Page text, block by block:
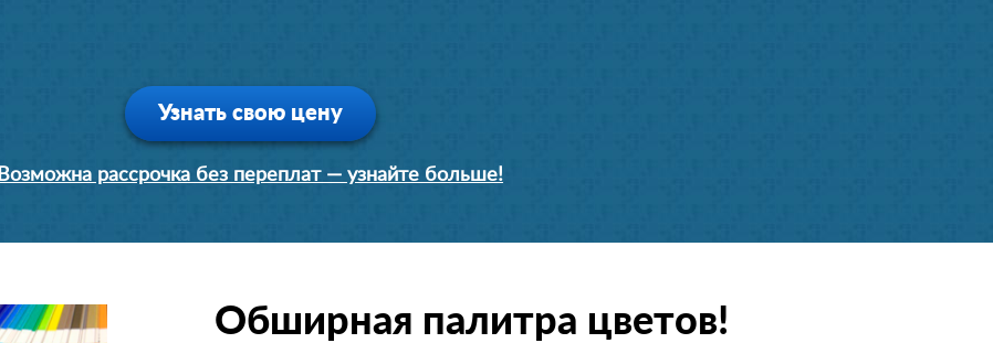
Узнать свою цену
Возможна рассрочка без переплат — узнайте больше!
Обширная палитра цветов!